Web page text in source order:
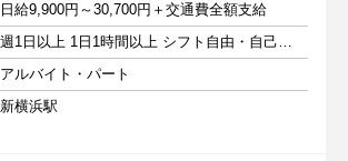
日給9,900円～30,700円＋交通費全額支給
週1日以上 1日1時間以上 シフト自由・自己申告
アルバイト・パート
新横浜駅